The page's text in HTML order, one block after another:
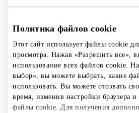
Политика файлов cookie
Этот сайт использует файлы cookie
просмотра. Нажав «Разрешить все»,
использование всех файлов cookie.
выбор», вы можете выбрать, какие
использовать. Вы можете отозвать
время, изменив настройки браузера
файлы cookie. Для получения
Стремясь получить самую
обслуживания и удовлетворить
самых требовательных
отбираем особенно тщательно и
Косметика и парфюмерия